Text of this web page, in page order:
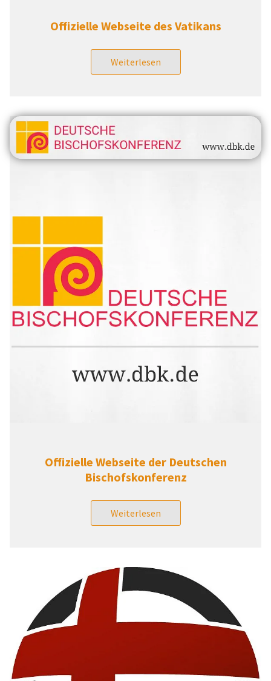
Offizielle Webseite des Vatikans
Weiterlesen
Offizielle Webseite der Deutschen
Bischofskonferenz
Weiterlesen